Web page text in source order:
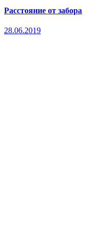
Расстояние от забора
28.06.2019